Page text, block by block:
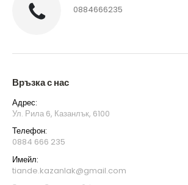
0884666235
Връзка с нас
Адрес:
Ул. Рила 6, Казанлък, 6100
Телефон:
0884 666 235
Имейл:
tiande.kazanlak@gmail.com